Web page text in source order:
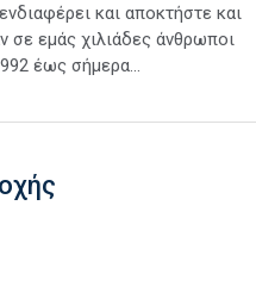
και αποκτήστε και
σε εμάς χιλιάδες άνθρωποι
έως σήμερα...